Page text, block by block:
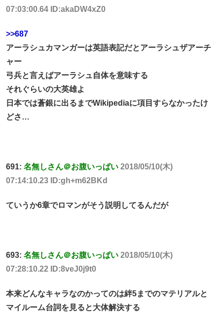
07:03:00.64 ID:akaDW4xZ0
>>687
アーラシュカマンガーは英語表記だとアーラシュザアーチ
ャー
弓兵と言えばアーラシュ自体を意味する
それぐらいの大英雄よ
日本では蒼銀に出るまでWikipediaに項目すらなかったけ
どさ…
691: 名無しさん＠お腹いっぱい 2018/05/10(木)
07:14:10.23 ID:gh+m62BKd
ていうか6章でロマンがそう説明してるんだが
693: 名無しさん＠お腹いっぱい 2018/05/10(木)
07:28:10.22 ID:8veJ0j9t0
本来どんなキャラなのかってのは絆5までのマテリアルと
マイルーム台詞を見ると大体解決する